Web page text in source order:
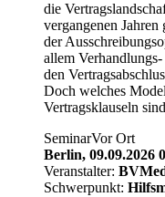
die
vergangenen
der
allem
den
Doch welches
Vertragsklauseln
SeminarVor Ort
Berlin, 09.09.2026
Veranstalter:
Schwerpunkt: